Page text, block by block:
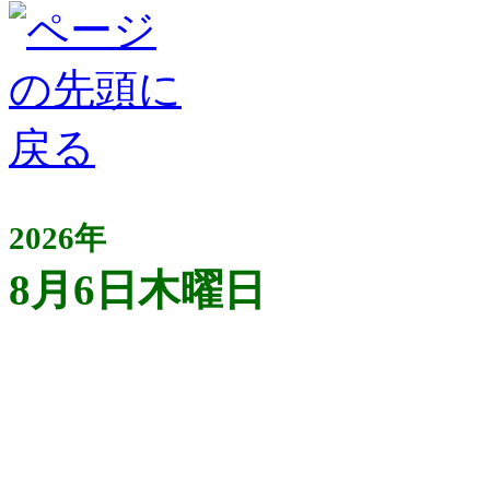
2026年
8月6日木曜日